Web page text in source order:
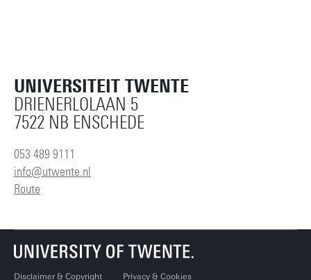
UNIVERSITEIT TWENTE
DRIENERLOLAAN 5
7522 NB ENSCHEDE
053 489 9111
info@utwente.nl
Route
Disclaimer & Copyright Privacy & Cookies